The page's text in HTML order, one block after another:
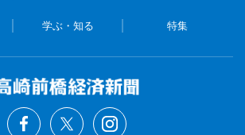
学ぶ・知る 特集